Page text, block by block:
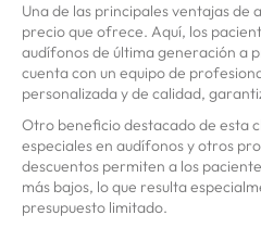
Una de las principales ventajas
precio que ofrece. Aquí, los
audífonos de última generación a
cuenta con un equipo de
personalizada y de calidad,
Otro beneficio destacado de esta
especiales en audífonos y otros
descuentos permiten a los
más bajos, lo que resulta
presupuesto limitado.